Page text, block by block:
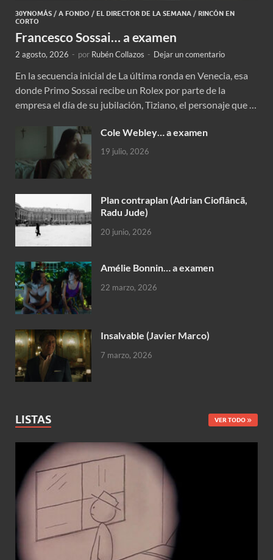
30YNOMÁS / A FONDO / EL DIRECTOR DE LA SEMANA / RINCÓN EN
CORTO
Francesco Sossai… a examen
2 agosto, 2026 - por Rubén Collazos - Dejar un comentario
En la secuencia inicial de La última ronda en Venecia, esa
donde Primo Sossai recibe un Rolex por parte de la
empresa el día de su jubilación, Tiziano, el personaje que …
Cole Webley… a examen
19 julio, 2026
Plan contraplan (Adrian Cioflâncã,
Radu Jude)
20 junio, 2026
Amélie Bonnin… a examen
22 marzo, 2026
Insalvable (Javier Marco)
7 marzo, 2026
LISTAS VER TODO